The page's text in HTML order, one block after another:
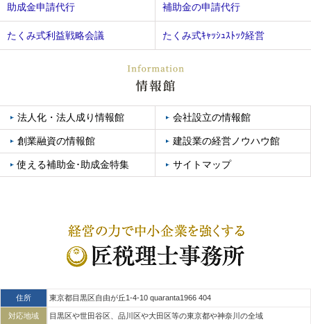
助成金申請代行 補助金の申請代行
たくみ式利益戦略会議 たくみ式ｷｬｯｼｭｽﾄｯｸ経営
法人化・法人成り情報館 会社設立の情報館
創業融資の情報館 建設業の経営ノウハウ館
使える補助金･助成金特集 サイトマップ
住所 東京都目黒区自由が丘1-4-10 quaranta1966 404
対応地域 目黒区や世田谷区、品川区や大田区等の東京都や神奈川の全域